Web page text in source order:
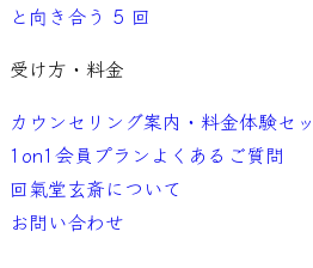
と向き合う 5 回
受け方・料金
カウンセリング案内・料金体験セ
1on1 会員プラン よくあるご質問
回氣堂玄斎について
お問い合わせ